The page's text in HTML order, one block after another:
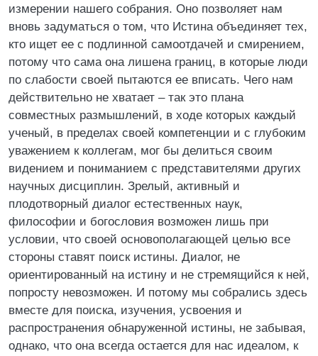
измерении нашего собрания. Оно позволяет нам
вновь задуматься о том, что Истина объединяет тех,
кто ищет ее с подлинной самоотдачей и смирением,
потому что сама она лишена границ, в которые люди
по слабости своей пытаются ее вписать. Чего нам
действительно не хватает – так это плана
совместных размышлений, в ходе которых каждый
ученый, в пределах своей компетенции и с глубоким
уважением к коллегам, мог бы делиться своим
видением и пониманием с представителями других
научных дисциплин. Зрелый, активный и
плодотворный диалог естественных наук,
философии и богословия возможен лишь при
условии, что своей основополагающей целью все
стороны ставят поиск истины. Диалог, не
ориентированный на истину и не стремящийся к ней,
попросту невозможен. И потому мы собрались здесь
вместе для поиска, изучения, усвоения и
распространения обнаруженной истины, не забывая,
однако, что она всегда остается для нас идеалом, к